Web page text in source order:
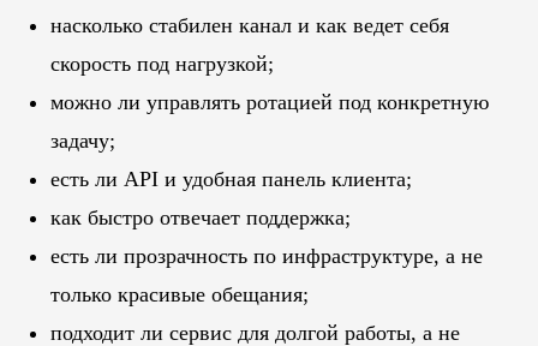
насколько стабилен канал и как ведет себя
скорость под нагрузкой;
можно ли управлять ротацией под конкретную
задачу;
есть ли API и удобная панель клиента;
как быстро отвечает поддержка;
есть ли прозрачность по инфраструктуре, а не
только красивые обещания;
подходит ли сервис для долгой работы, а не